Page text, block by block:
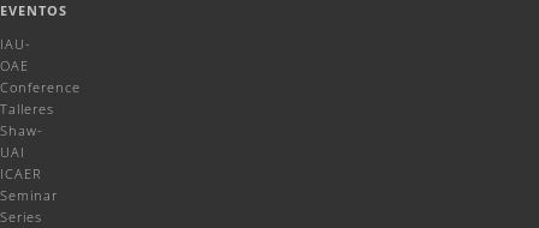
EVENTOS
IAU-
OAE
Conference
Talleres
Shaw-
UAI
ICAER
Seminar
Series